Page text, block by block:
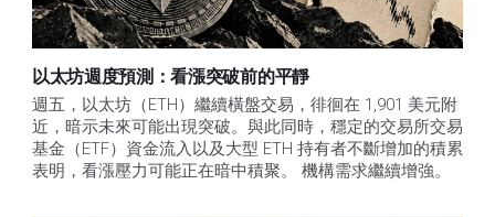
以太坊週度預測：看漲突破前的平靜
週五，以太坊（ETH）繼續橫盤交易，徘徊在 1,901 美元附
近，暗示未來可能出現突破。與此同時，穩定的交易所交易
基金（ETF）資金流入以及大型 ETH 持有者不斷增加的積累
表明，看漲壓力可能正在暗中積聚。 機構需求繼續增強。